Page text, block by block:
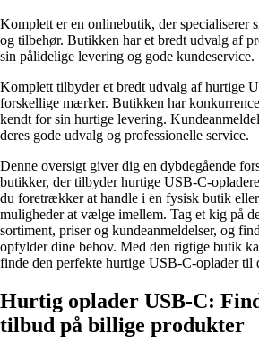
Komplett er en onlinebutik, der specialiserer
og tilbehør. Butikken har et bredt udvalg af
sin pålidelige levering og gode kundeservice.
Komplett tilbyder et bredt udvalg af hurtige
forskellige mærker. Butikken har
kendt for sin hurtige levering.
deres gode udvalg og professionelle service.
Denne oversigt giver dig en dybdegående
butikker, der tilbyder hurtige USB-C-
du foretrækker at handle i en fysisk butik
muligheder at vælge imellem. Tag et kig på
sortiment, priser og kundeanmeldelser, og
opfylder dine behov. Med den rigtige butik
finde den perfekte hurtige USB-C-oplader til
Hurtig oplader USB-C:
tilbud på billige produkter